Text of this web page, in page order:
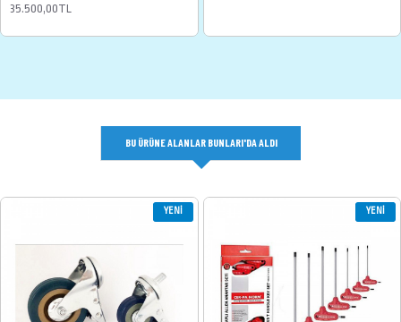
35.500,00TL
BU ÜRÜNE ALANLAR BUNLARI'DA ALDI
YENI YENI